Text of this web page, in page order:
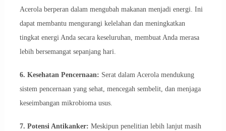
Acerola berperan dalam mengubah makanan menjadi energi. Ini
dapat membantu mengurangi kelelahan dan meningkatkan
tingkat energi Anda secara keseluruhan, membuat Anda merasa
lebih bersemangat sepanjang hari.
6. Kesehatan Pencernaan: Serat dalam Acerola mendukung
sistem pencernaan yang sehat, mencegah sembelit, dan menjaga
keseimbangan mikrobioma usus.
7. Potensi Antikanker: Meskipun penelitian lebih lanjut masih